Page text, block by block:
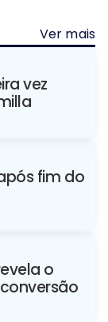
Ver mais
vez
fim do
o